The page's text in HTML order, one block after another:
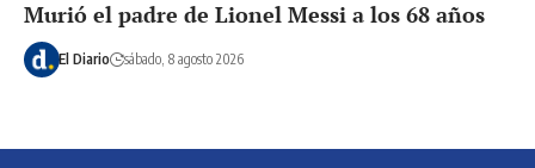
Murió el padre de Lionel Messi a los 68 años
El Diario sábado, 8 agosto 2026